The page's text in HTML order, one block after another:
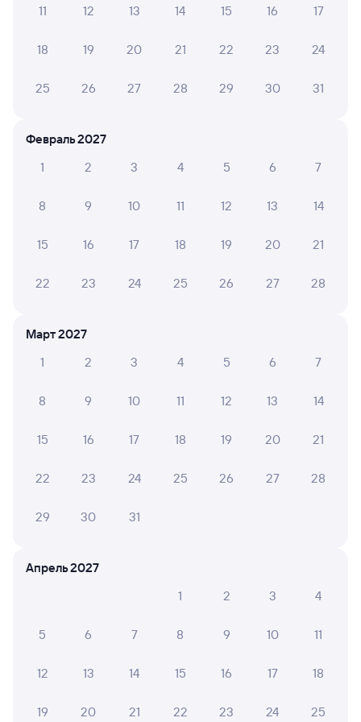
А ещё здесь можно найти
Обратные билеты из Угольной в Баду
Отели
11 12 13 14 15 16 17
18 19 20 21 22 23 24
25 26 27 28 29 30 31
Февраль 2027
1
2 3 4 5 6 7
8 9 10 11 12 13 14
15 16 17 18 19 20 21
22 23 24 25 26 27 28
Март 2027
1
2 3 4 5 6 7
8 9 10 11 12 13 14
15 16 17 18 19 20 21
22 23 24 25 26 27 28
29 30 31
Апрель 2027
1
2 3 4
5 6 7 8 9 10 11
12 13 14 15 16 17 18
19 20 21 22 23 24 25